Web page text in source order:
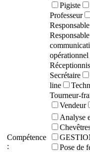
Pigiste
Professeur
opérationnel
Secrétaire
line
Tourneur-
Vendeur
Compétence
:
Analyse
Pose de